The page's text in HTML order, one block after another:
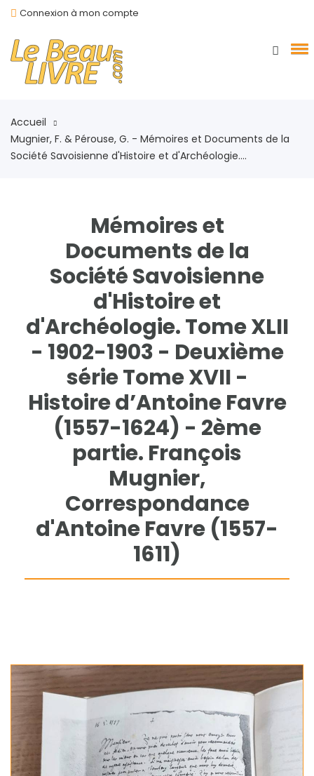
Connexion à mon compte
Accueil
Mugnier, F. & Pérouse, G. - Mémoires et Documents de la
Société Savoisienne d'Histoire et d'Archéologie....
Mémoires et
Documents de la
Société Savoisienne
d'Histoire et
d'Archéologie. Tome XLII
- 1902-1903 - Deuxième
série Tome XVII -
Histoire d’Antoine Favre
(1557-1624) - 2ème
partie. François
Mugnier,
Correspondance
d'Antoine Favre (1557-
1611)